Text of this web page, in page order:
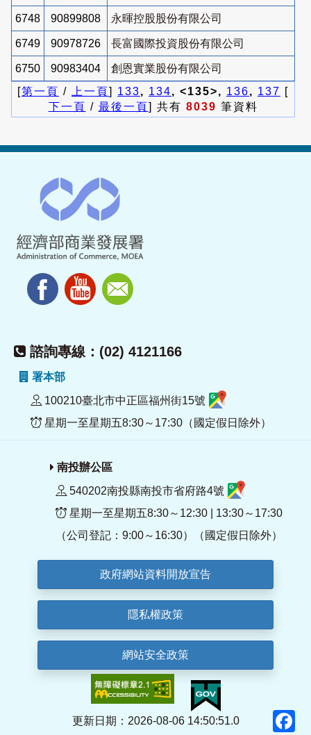
6748 90899808 永暉控股股份有限公司
6749 90978726 長富國際投資股份有限公司
6750 90983404
創恩實業股份有限公司
[第一頁 / 上一頁] 133, 134, <135>, 136, 137 [
下一頁 / 最後一頁] 共有 8039 筆資料
諮詢專線：(02) 4121166
署本部
100210臺北市中正區福州街15號
星期一至星期五8:30～17:30（國定假日除外）
南投辦公區
540202南投縣南投市省府路4號
星期一至星期五8:30～12:30 | 13:30～17:30
（公司登記：9:00～16:30）（國定假日除外）
政府網站資料開放宣告
隱私權政策
網站安全政策
更新日期：2026-08-06 14:50:51.0